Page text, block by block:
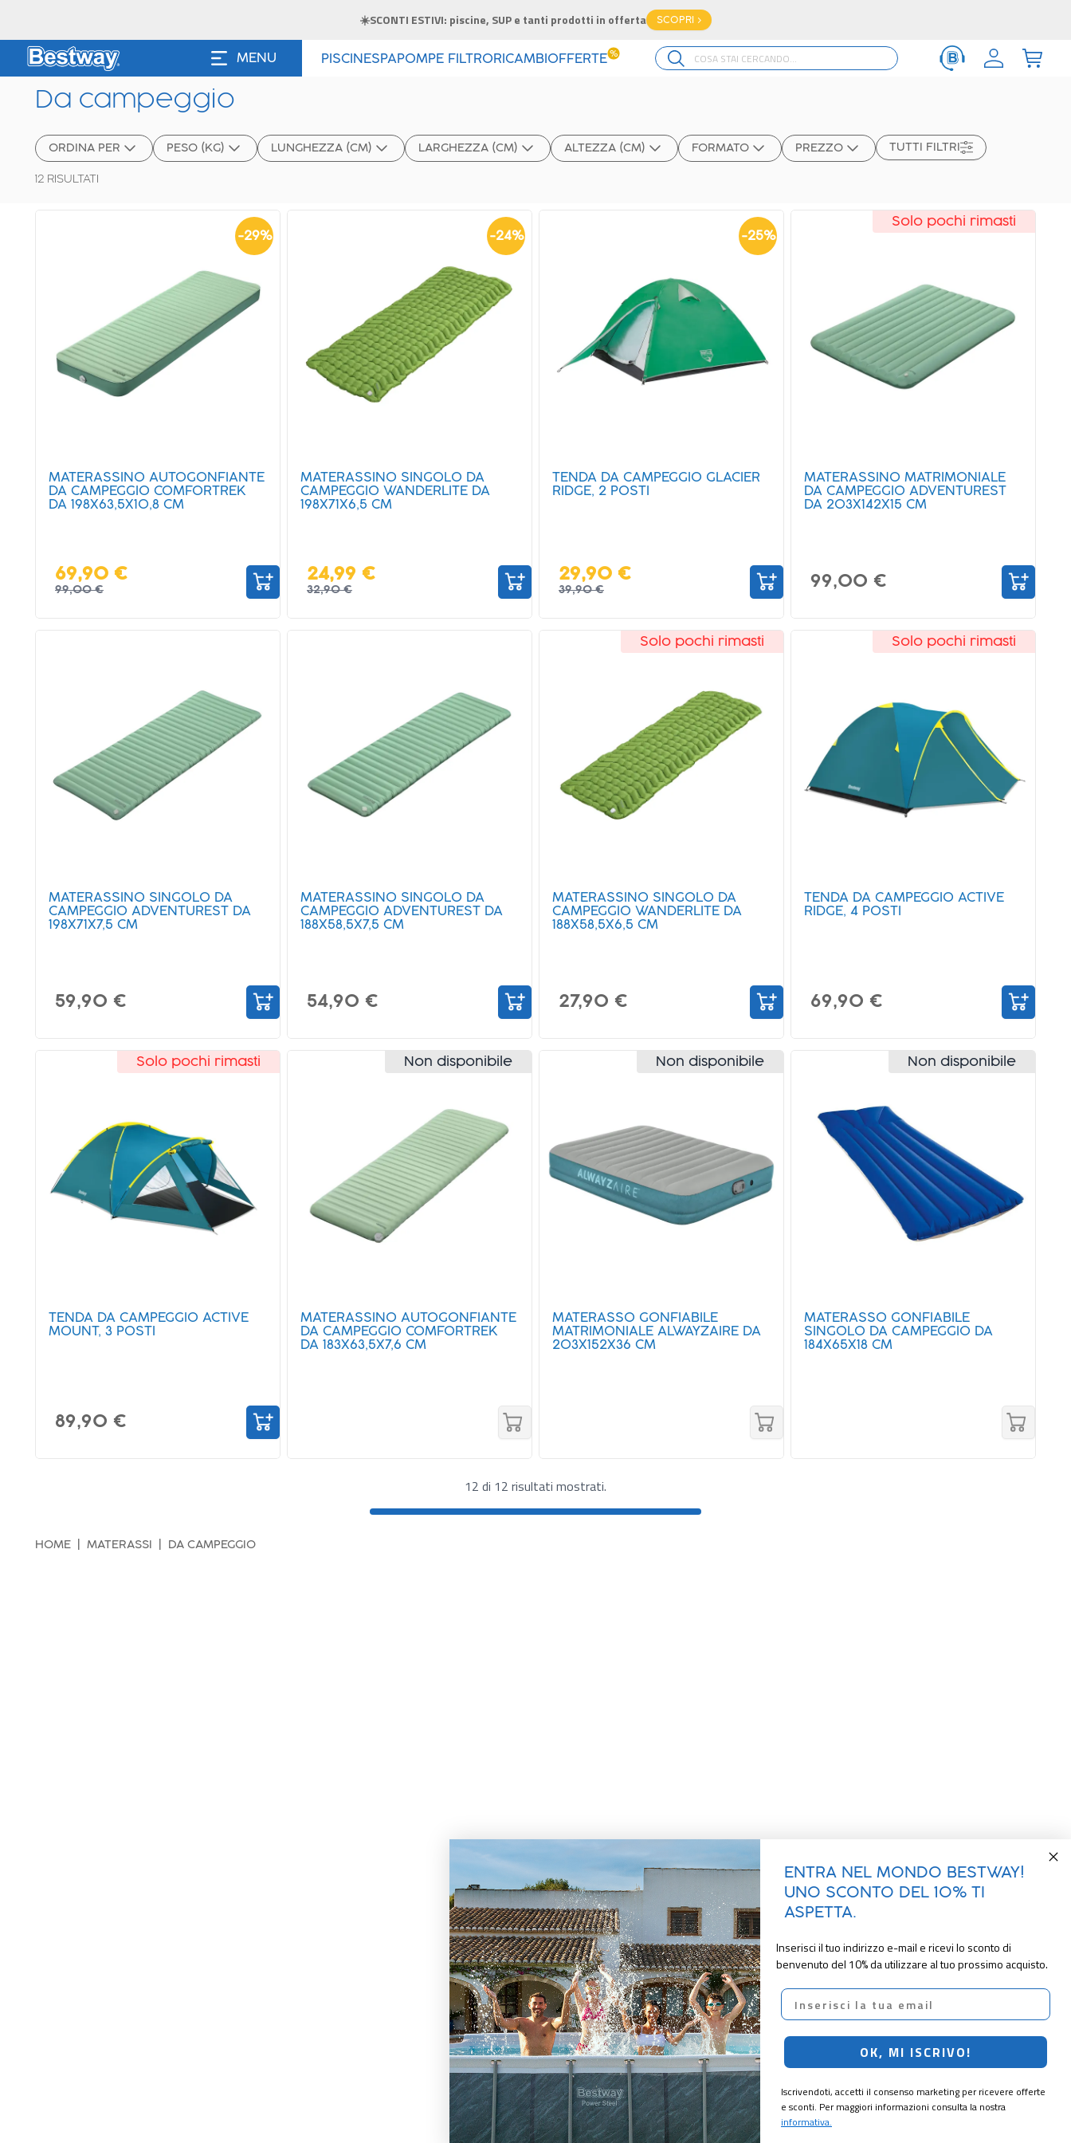
☀️SCONTI ESTIVI: piscine, SUP e tanti prodotti in offerta SCOPRI >
MENU PISCINESPAPOMPE FILTRORICAMBI OFFERTE %
Da campeggio
ORDINA PER PESO (KG) LUNGHEZZA (CM) LARGHEZZA (CM) ALTEZZA (CM) FORMATO PREZZO TUTTI FILTRI
12 RISULTATI
-29%
MATERASSINO AUTOGONFIANTE
DA CAMPEGGIO COMFORTREK
DA 198X63,5X10,8 CM
69,90 €
99,00 €
-24%
MATERASSINO SINGOLO DA
CAMPEGGIO WANDERLITE DA
198X71X6,5 CM
24,99 €
32,90 €
-25%
TENDA DA CAMPEGGIO GLACIER
RIDGE, 2 POSTI
29,90 €
39,90 €
Solo pochi rimasti
MATERASSINO MATRIMONIALE
DA CAMPEGGIO ADVENTUREST
DA 203X142X15 CM
99,00 €
MATERASSINO SINGOLO DA
CAMPEGGIO ADVENTUREST DA
198X71X7,5 CM
59,90 €
MATERASSINO SINGOLO DA
CAMPEGGIO ADVENTUREST DA
188X58,5X7,5 CM
54,90 €
Solo pochi rimasti
MATERASSINO SINGOLO DA
CAMPEGGIO WANDERLITE DA
188X58,5X6,5 CM
27,90 €
Solo pochi rimasti
TENDA DA CAMPEGGIO ACTIVE
RIDGE, 4 POSTI
69,90 €
Solo pochi rimasti
TENDA DA CAMPEGGIO ACTIVE
MOUNT, 3 POSTI
89,90 €
Non disponibile
MATERASSINO AUTOGONFIANTE
DA CAMPEGGIO COMFORTREK
DA 183X63,5X7,6 CM
Non disponibile
MATERASSO GONFIABILE
MATRIMONIALE ALWAYZAIRE DA
203X152X36 CM
Non disponibile
MATERASSO GONFIABILE
SINGOLO DA CAMPEGGIO DA
184X65X18 CM
12 di 12 risultati mostrati.
HOME MATERASSI DA CAMPEGGIO
ENTRA NEL MONDO BESTWAY!
UNO SCONTO DEL 10% TI
ASPETTA.
Inserisci il tuo indirizzo e-mail e ricevi lo sconto di
benvenuto del 10% da utilizzare al tuo prossimo acquisto.
Email
OK, MI ISCRIVO!
Iscrivendoti, accetti il consenso marketing per ricevere offerte
e sconti. Per maggiori informazioni consulta la nostra
informativa.